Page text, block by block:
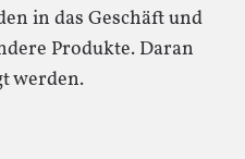
in das Geschäft und
Produkte. Daran
werden.